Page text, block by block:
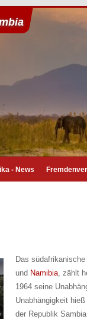
- News
Das
und Namibia , zählt
1964 seine
Unabhängigkeit
der Republik